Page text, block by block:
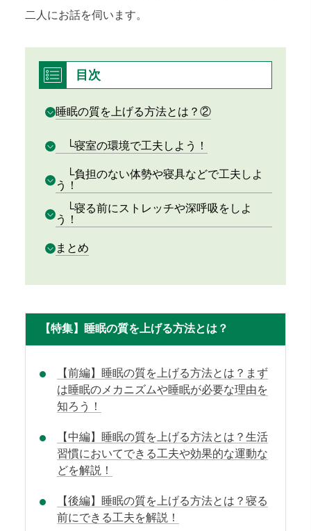
二人にお話を伺います。
目次
睡眠の質を上げる方法とは？②
└寝室の環境で工夫しよう！
└負担のない体勢や寝具などで工夫しよ
う！
└寝る前にストレッチや深呼吸をしよ
う！
まとめ
【特集】睡眠の質を上げる方法とは？
【前編】睡眠の質を上げる方法とは？まず
は睡眠のメカニズムや睡眠が必要な理由を
知ろう！
【中編】睡眠の質を上げる方法とは？生活
習慣においてできる工夫や効果的な運動な
どを解説！
【後編】睡眠の質を上げる方法とは？寝る
前にできる工夫を解説！